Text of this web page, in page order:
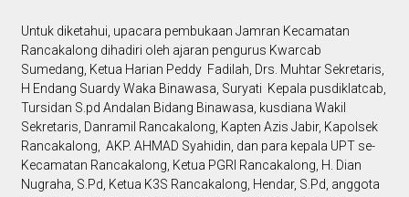
Untuk diketahui, upacara pembukaan Jamran Kecamatan
Rancakalong dihadiri oleh ajaran pengurus Kwarcab
Sumedang, Ketua Harian Peddy Fadilah, Drs. Muhtar Sekretaris,
H Endang Suardy Waka Binawasa, Suryati Kepala pusdiklatcab,
Tursidan S.pd Andalan Bidang Binawasa, kusdiana Wakil
Sekretaris, Danramil Rancakalong, Kapten Azis Jabir, Kapolsek
Rancakalong, AKP. AHMAD Syahidin, dan para kepala UPT se-
Kecamatan Rancakalong, Ketua PGRI Rancakalong, H. Dian
Nugraha, S.Pd, Ketua K3S Rancakalong, Hendar, S.Pd, anggota